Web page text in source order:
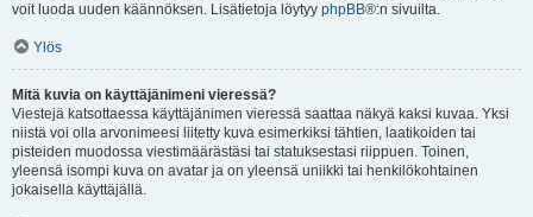
voit luoda uuden käännöksen. Lisätietoja löytyy phpBB®:n sivuilta.
Ylös
Mitä kuvia on käyttäjänimeni vieressä?
Viestejä katsottaessa käyttäjänimen vieressä saattaa näkyä kaksi kuvaa. Yksi
niistä voi olla arvonimeesi liitetty kuva esimerkiksi tähtien, laatikoiden tai
pisteiden muodossa viestimäärästäsi tai statuksestasi riippuen. Toinen,
yleensä isompi kuva on avatar ja on yleensä uniikki tai henkilökohtainen
jokaisella käyttäjällä.